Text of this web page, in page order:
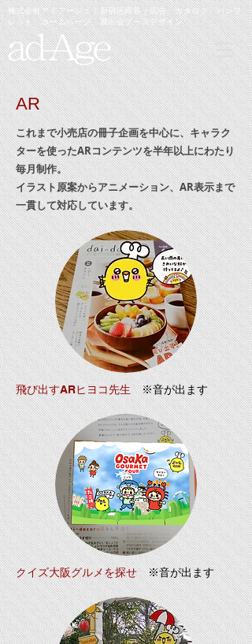
​株式会社アドアージュ｜新宿区四谷｜広告、カタログ、パンフ
レット、ホームページ、展示会ブースデザイン
AR
これまで小売店の冊子企画を中心に、キャラク
ターを使ったARコンテンツを半年以上にわたり
毎月制作。
イラスト原案からアニメーション、AR表示まで
一貫して対応しています。
飛び出すARヒヨコ先生※音が出ます
クイズ大阪グルメを探せ※音が出ます